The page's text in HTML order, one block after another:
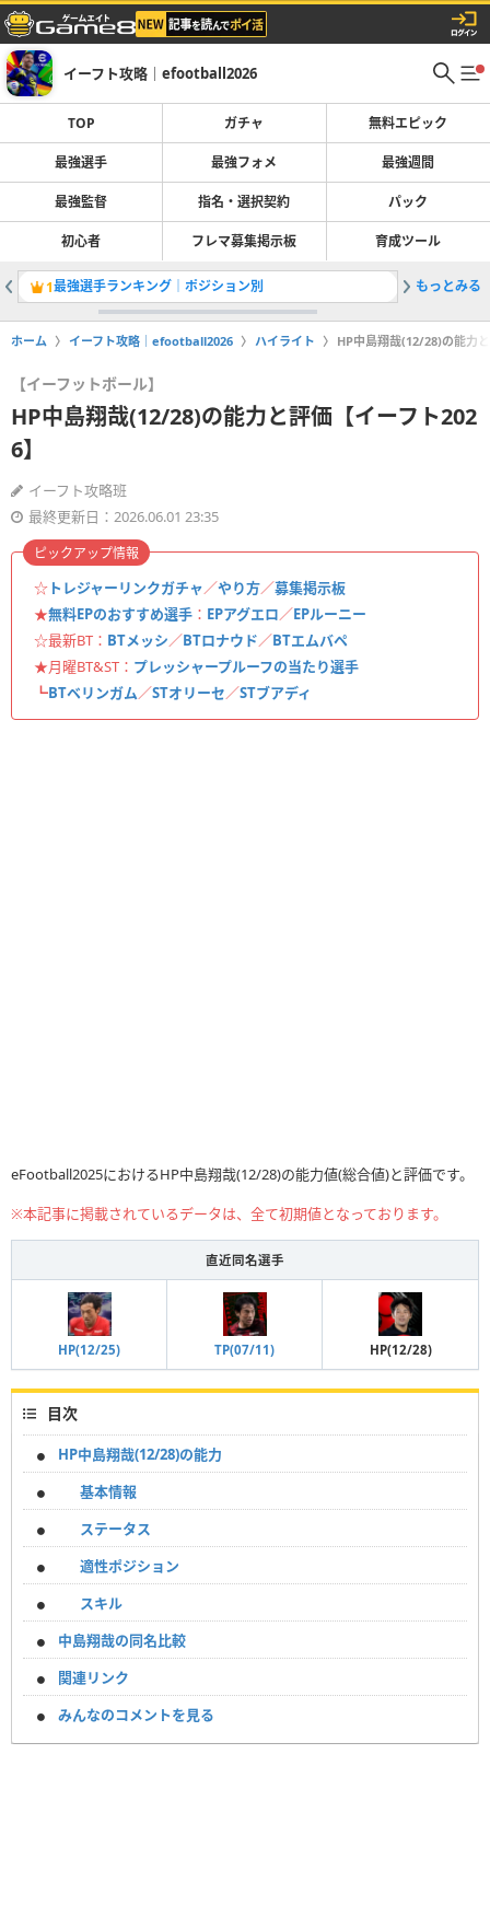
イーフト攻略｜efootball2026
TOP ガチャ 無料エピック
最強選手 最強フォメ 最強週間
最強監督 指名・選択契約 パック
初心者 フレマ募集掲示板 育成ツール
1最強選手ランキング｜ポジション別 2ガチャ
もっとみる
ホーム イーフト攻略｜efootball2026 ハイライト HP中島翔哉(12/28)の能力
【イーフットボール】
HP中島翔哉(12/28)の能力と評価【イーフト202
6】
イーフト攻略班
最終更新日：2026.06.01 23:35
☆ トレジャーリンクガチャ／やり方／募集掲示板
★無料EPのおすすめ選手 ： EPアグエロ／EPルーニー
☆最新BT： BTメッシ／BTロナウド／BTエムバペ
★月曜BT&ST： プレッシャープルーフの当たり選手
┗BTベリンガム／STオリーセ／STブアディ
ピックアップ情報
eFootball2025におけるHP中島翔哉(12/28)の能力値(総合値)と評価です。
※本記事に掲載されているデータは、全て初期値となっております。
直近同名選手
HP(12/25) TP(07/11) HP(12/28)
目次
HP中島翔哉(12/28)の能力
基本情報
ステータス
適性ポジション
スキル
中島翔哉の同名比較
関連リンク
みんなのコメントを見る